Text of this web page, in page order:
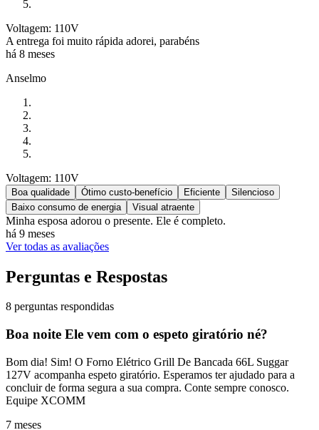
Voltagem: 110V
A entrega foi muito rápida adorei, parabéns
há 8 meses
Anselmo
Voltagem: 110V
Boa qualidade Ótimo custo-benefício Eficiente
Silencioso
Baixo consumo de energia
Visual atraente
Minha esposa adorou o presente. Ele é completo.
há 9 meses
Ver todas as avaliações
Perguntas e Respostas
8 perguntas respondidas
Boa noite Ele vem com o espeto giratório né?
Bom dia! Sim! O Forno Elétrico Grill De Bancada 66L Suggar
127V acompanha espeto giratório. Esperamos ter ajudado para a
concluir de forma segura a sua compra. Conte sempre conosco.
Equipe XCOMM
7 meses